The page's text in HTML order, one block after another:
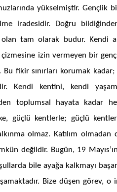
yükselmiştir. Gençlik
iradesidir. Doğru
olan tam olarak budur. Kendi
izin vermeyen bir
Bu fikir sınırları korumak
Kendi kentini, kendi
toplumsal hayata kadar
güçlü kentlerle; güçlü
olmaz. Katılım olmadan
değildir. Bugün, 19
bile ayağa kalkmayı
Bize düşen görev, o